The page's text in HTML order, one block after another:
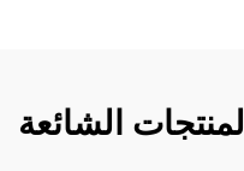
المنتجات الشائعة